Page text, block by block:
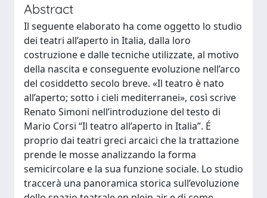
Abstract
Il seguente elaborato ha come oggetto lo studio
dei teatri all’aperto in Italia, dalla loro
costruzione e dalle tecniche utilizzate, al motivo
della nascita e conseguente evoluzione nell’arco
del cosiddetto secolo breve. «Il teatro è nato
all’aperto; sotto i cieli mediterranei», così scrive
Renato Simoni nell’introduzione del testo di
Mario Corsi “Il teatro all’aperto in Italia”. É
proprio dai teatri greci arcaici che la trattazione
prende le mosse analizzando la forma
semicircolare e la sua funzione sociale. Lo studio
traccerà una panoramica storica sull’evoluzione